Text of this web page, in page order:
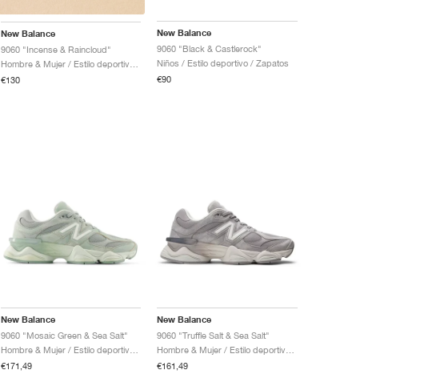
New Balance
9060 "Incense & Raincloud"
€130
New Balance
9060 "Black & Castlerock"
Niños / Estilo deportivo / Zapatos
€90
New Balance
9060 "Mosaic Green & Sea Salt"
€171,49
New Balance
9060 "Truffle Salt & Sea Salt"
€161,49